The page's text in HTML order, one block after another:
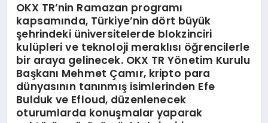
OKX TR’nin Ramazan programı
kapsamında, Türkiye’nin dört büyük
şehrindeki üniversitelerde blokzinciri
kulüpleri ve teknoloji meraklısı öğrencilerle
bir araya gelinecek. OKX TR Yönetim Kurulu
Başkanı Mehmet Çamır, kripto para
dünyasının tanınmış isimlerinden Efe
Bulduk ve Efloud, düzenlenecek
oturumlarda konuşmalar yaparak